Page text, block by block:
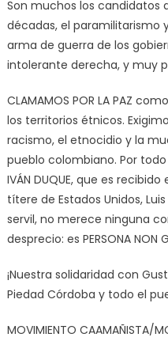
Son muchos los candidatos
décadas, el paramilitarismo
arma de guerra de los
intolerante derecha, y muy
CLAMAMOS POR LA PAZ
los territorios étnicos.
racismo, el etnocidio y la
pueblo colombiano. Por
IVÁN DUQUE, que es
títere de Estados Unidos,
servil, no merece ninguna
desprecio: es PERSONA NON
¡Nuestra solidaridad con
Piedad Córdoba y todo el
MOVIMIENTO CAAMAÑISTA/